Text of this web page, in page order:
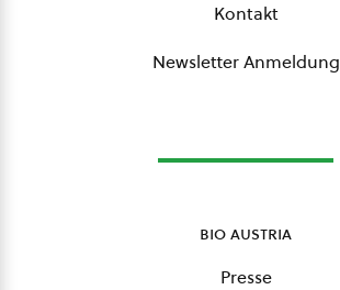
Kontakt
Newsletter Anmeldung
bio austria
Presse